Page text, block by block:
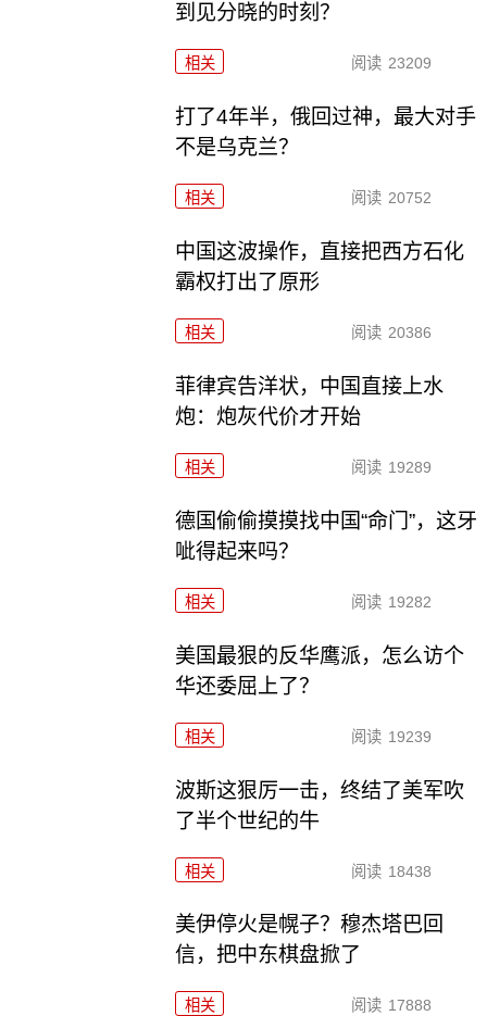
到见分晓的时刻？
相关 阅读 23209
打了4年半，俄回过神，最大对手
不是乌克兰？
相关 阅读 20752
中国这波操作，直接把西方石化
霸权打出了原形
相关 阅读 20386
菲律宾告洋状，中国直接上水
炮：炮灰代价才开始
相关 阅读 19289
德国偷偷摸摸找中国“命门”，这牙
呲得起来吗？
相关 阅读 19282
美国最狠的反华鹰派，怎么访个
华还委屈上了？
相关 阅读 19239
波斯这狠厉一击，终结了美军吹
了半个世纪的牛
相关 阅读 18438
美伊停火是幌子？穆杰塔巴回
信，把中东棋盘掀了
相关 阅读 17888